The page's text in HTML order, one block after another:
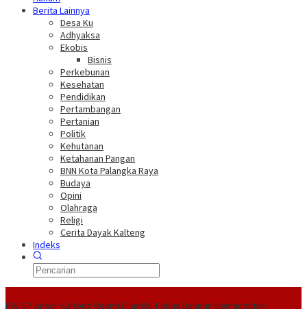
Berita Lainnya
Desa Ku
Adhyaksa
Ekobis
Bisnis
Perkebunan
Kesehatan
Pendidikan
Pertambangan
Pertanian
Politik
Kehutanan
Ketahanan Pangan
BNN Kota Palangka Raya
Budaya
Opini
Olahraga
Religi
Cerita Dayak Kalteng
Indeks
PW GP Ansor Kalteng Resmi Dilantik, Fokus Bangun Kemandirian